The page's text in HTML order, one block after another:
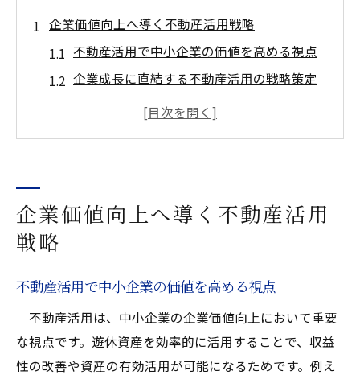
企業価値向上へ導く不動産活用戦略
不動産活用で中小企業の価値を高める視点
企業成長に直結する不動産活用の戦略策定
レンド
中小企業の成長に不可欠な不動産活用
中小企業が不動産活用で成長を加速できる
理由
不動産活用がもたらす収益と経営基盤の強
企業価値向上へ導く不動産活用
戦略
不動産活用で中小企業の価値を高める視点
不動産活用は、中小企業の企業価値向上において重要
な視点です。遊休資産を効率的に活用することで、収益
性の改善や資産の有効活用が可能になるためです。例え